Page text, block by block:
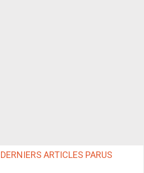
DERNIERS ARTICLES PARUS